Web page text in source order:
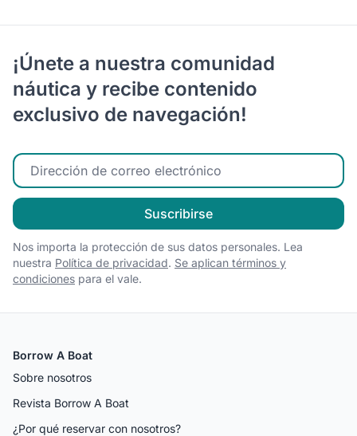
¡Únete a nuestra comunidad
náutica y recibe contenido
exclusivo de navegación!
Ingrese su correo electrónico
Suscribirse
Nos importa la protección de sus datos personales. Lea
nuestra Política de privacidad. Se aplican términos y
condiciones para el vale.
Borrow A Boat
Sobre nosotros
Revista Borrow A Boat
¿Por qué reservar con nosotros?